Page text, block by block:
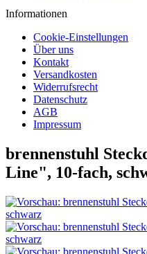
Informationen
Cookie-Einstellungen
Über uns
Kontakt
Versandkosten
Widerrufsrecht
Datenschutz
AGB
Impressum
brennenstuhl
Line", 10-fach,